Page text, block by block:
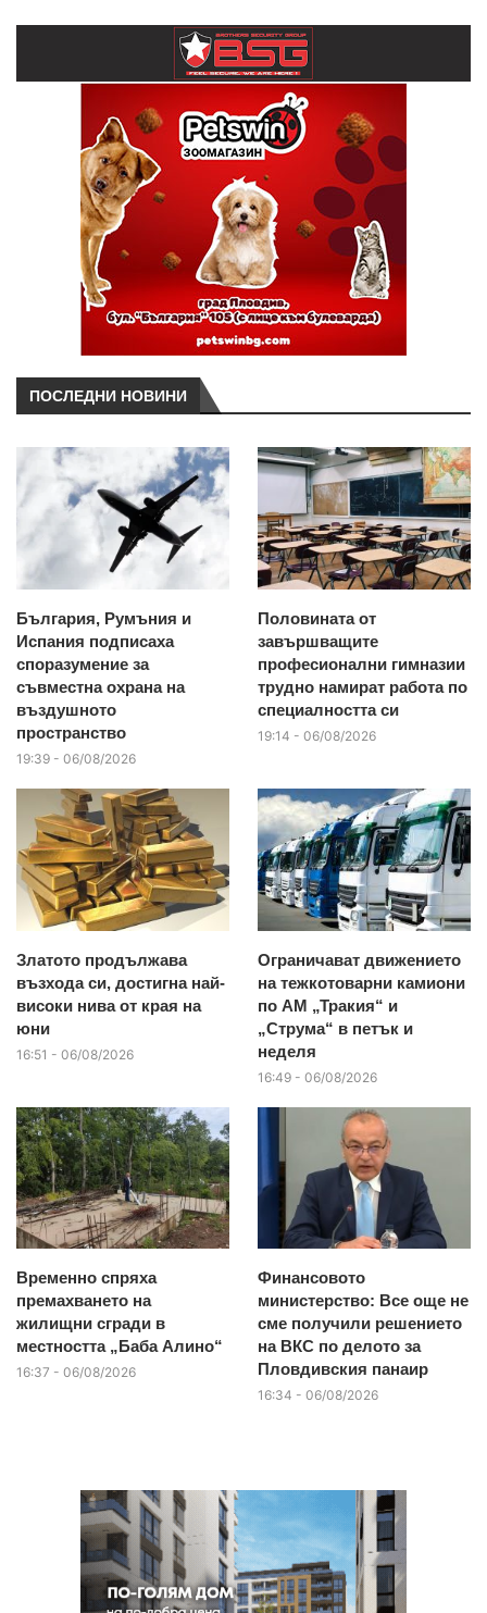
ПОСЛЕДНИ НОВИНИ
България, Румъния и
Испания подписаха
споразумение за
съвместна охрана на
въздушното
пространство
19:39 - 06/08/2026
Половината от
завършващите
професионални гимназии
трудно намират работа по
специалността си
19:14 - 06/08/2026
Златото продължава
възхода си, достигна най-
високи нива от края на
юни
16:51 - 06/08/2026
Ограничават движението
на тежкотоварни камиони
по АМ „Тракия“ и
„Струма“ в петък и
неделя
16:49 - 06/08/2026
Временно спряха
премахването на
жилищни сгради в
местността „Баба Алино“
16:37 - 06/08/2026
Финансовото
министерство: Все още не
сме получили решението
на ВКС по делото за
Пловдивския панаир
16:34 - 06/08/2026